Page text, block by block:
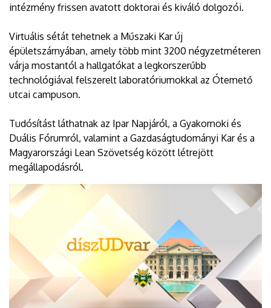
intézmény frissen avatott doktorai és kiváló dolgozói.
Virtuális sétát tehetnek a Műszaki Kar új
épületszárnyában, amely több mint 3200 négyzetméteren
várja mostantól a hallgatókat a legkorszerűbb
technológiával felszerelt laboratóriumokkal az Ótemető
utcai campuson.
Tudósítást láthatnak az Ipar Napjáról, a Gyakornoki és
Duális Fórumról, valamint a Gazdaságtudományi Kar és a
Magyarországi Lean Szövetség között létrejött
megállapodásról.